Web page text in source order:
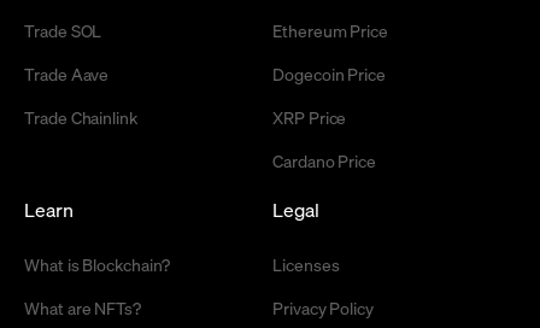
Trade SOL
Trade Aave
Trade Chainlink
Ethereum Price
Dogecoin Price
XRP Price
Cardano Price
Learn
What is Blockchain?
What are NFTs?
Legal
Licenses
Privacy Policy